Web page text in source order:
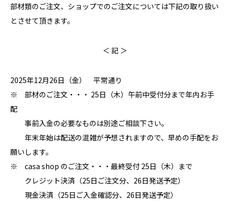
部材類のご注文、ショップでのご注文については下記の取り扱い
とさせて頂きます。
＜ 記 ＞
2025年12月26日（金） 平常通り
※ 部材のご注文・・・ 25日（木）午前中受付分まで年内お手
配
事前入金の必要なものは別途ご相談下さい。
年末年始は配送の混雑が予想されますので、早めの手配をお
願いします。
※ casa shop のご注文・・・最終受付 25日（木）まで
クレジット決済（25日ご注文分、26日発送予定）
現金決済（25日ご入金確認分、26日発送予定）